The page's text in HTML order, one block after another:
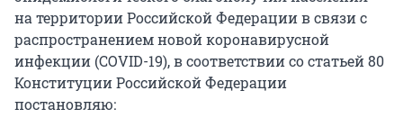
на территории Российской Федерации в связи с
распространением новой коронавирусной
инфекции (COVID-19), в соответствии со статьей 80
Конституции Российской Федерации
постановляю: